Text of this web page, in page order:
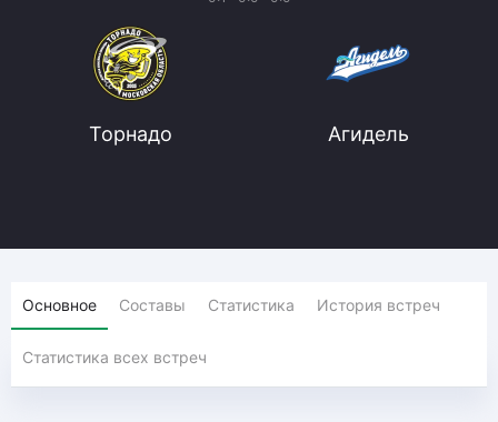
Торнадо Агидель
Основное Составы Статистика История встреч
Статистика всех встреч